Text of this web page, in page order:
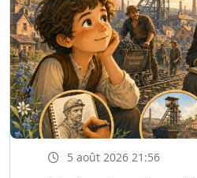
5 août 2026 21:56